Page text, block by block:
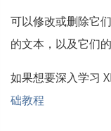
可以修改或删除它
的文本，以及它们
如果想要深入学习
础教程